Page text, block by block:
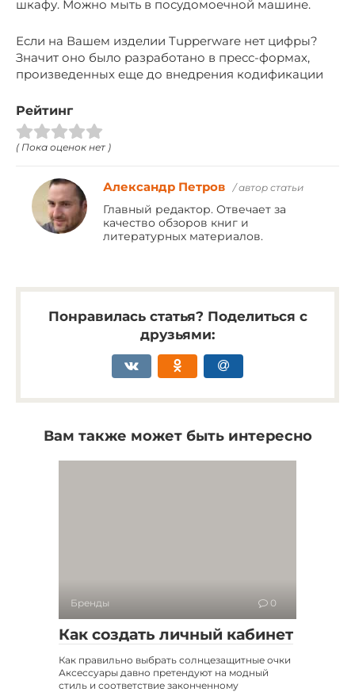
шкафу. Можно мыть в посудомоечной машине.
Если на Вашем изделии Tupperware нет цифры?
Значит оно было разработано в пресс-формах,
произведенных еще до внедрения кодификации
Рейтинг
( Пока оценок нет )
Александр Петров / автор статьи
Главный редактор. Отвечает за
качество обзоров книг и
литературных материалов.
Понравилась статья? Поделиться с
друзьями:
Вам также может быть интересно
Бренды 0
Как создать личный кабинет
Как правильно выбрать солнцезащитные очки
Аксессуары давно претендуют на модный
стиль и соответствие законченному